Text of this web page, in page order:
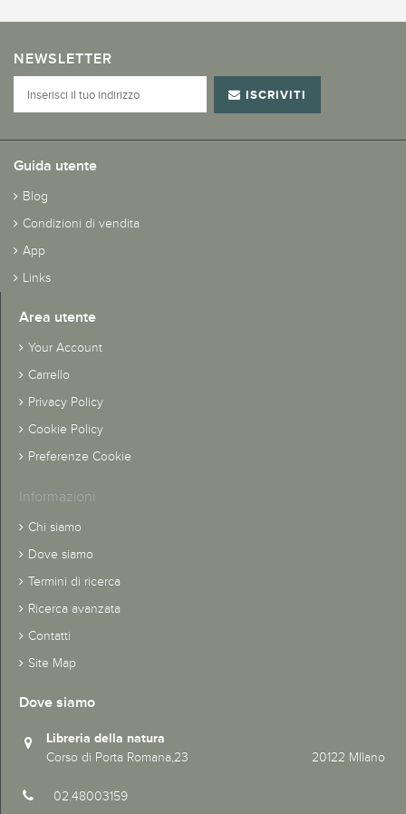
NEWSLETTER
ISCRIVITI
Guida utente
Blog
Condizioni di vendita
App
Links
Area utente
Your Account
Carrello
Privacy Policy
Cookie Policy
Preferenze Cookie
Informazioni
Chi siamo
Dove siamo
Termini di ricerca
Ricerca avanzata
Contatti
Site Map
Dove siamo
Libreria della natura
Corso di Porta Romana,23 20122 MIlano
02.48003159